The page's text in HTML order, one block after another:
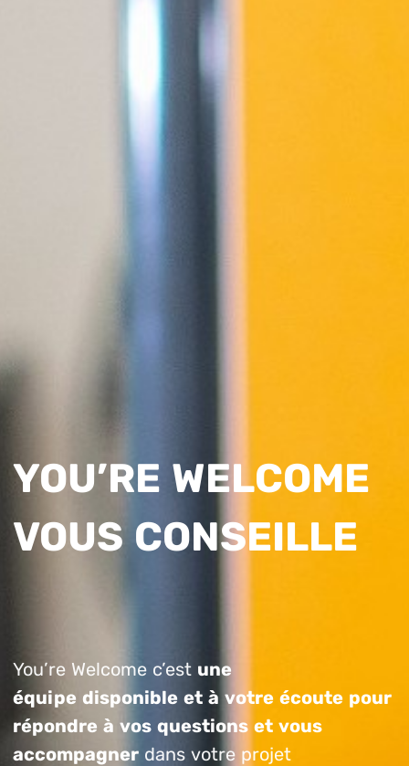
YOU’RE WELCOME
VOUS CONSEILLE
You’re Welcome c’est une
équipe disponible et à votre écoute pour
répondre à vos questions et vous
accompagner dans votre projet